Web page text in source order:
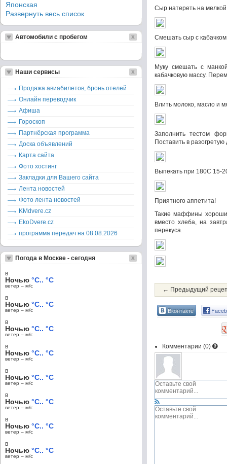
Сыр натереть на мелкой
Смешать сыр с
Муку смешать с
кабачковую массу.
Влить молоко, масло и
Заполнить тестом
Поставить в разогретую
Выпекать при 180С 15-
Приятного аппетита!
Такие маффины
вместо хлеба, на
перекуса.
← Предыдущий
Вконтакте
Комментарии (0)
Японская
Развернуть весь список
Автомобили с пробегом
Наши сервисы
Продажа авиабилетов, бронь отелей
Онлайн переводчик
Афиша
Гороскоп
Партнёрская программа
Доска объявлений
Карта сайта
Фото хостинг
Закладки для Вашего сайта
Лента новостей
Фото лента новостей
KMdvere.cz
EkoDvere.cz
программа передач на 08.08.2026
Погода в Москве - сегодня
в
Ночью °C.. °C
ветер – м/c
в
Ночью °C.. °C
ветер – м/c
в
Ночью °C.. °C
ветер – м/c
в
Ночью °C.. °C
ветер – м/c
в
Ночью °C.. °C
ветер – м/c
в
Ночью °C.. °C
ветер – м/c
в
Ночью °C.. °C
ветер – м/c
в
Ночью °C.. °C
ветер – м/c